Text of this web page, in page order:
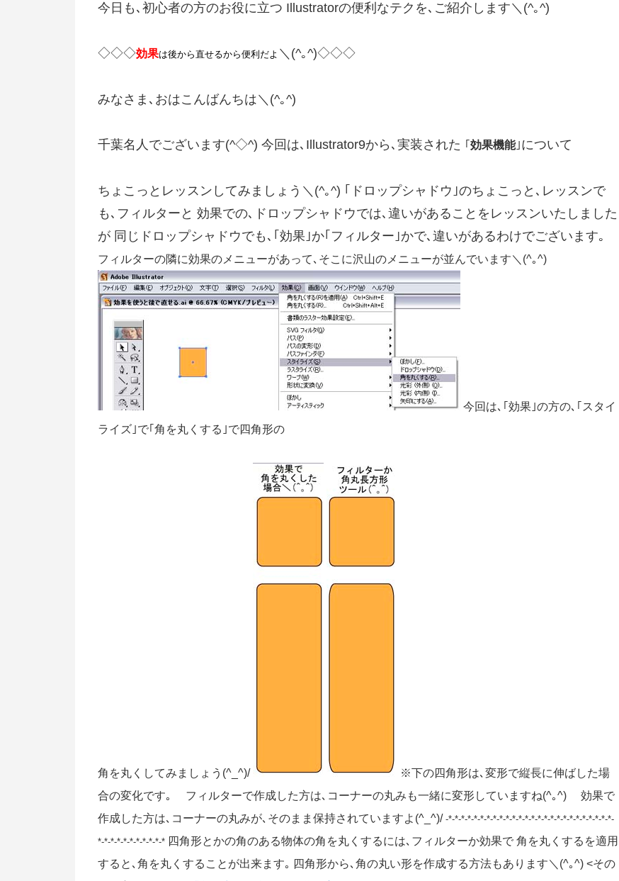
今日も､初心者の方のお役に立つ Illustratorの便利なテクを､ご紹介します＼(^｡^)
◇◇◇効果は後から直せるから便利だよ ＼(^｡^)◇◇◇
みなさま､おはこんばんちは＼(^｡^)
千葉名人でございます(^◇^) 今回は､Illustrator9から､実装された ｢ 効果機能｣について
ちょこっとレッスンしてみましょう＼(^｡^) ｢ドロップシャドウ｣のちょこっと､レッスンで
も､フィルターと 効果での､ドロップシャドウでは､違いがあることをレッスンいたしました
が 同じドロップシャドウでも､｢効果｣か｢フィルター｣かで､違いがあるわけでございます｡
フィルターの隣に効果のメニューがあって､そこに沢山のメニューが並んでいます＼(^｡^)
今回は､｢効果｣の方の､｢スタイ
ライズ｣で｢角を丸くする｣で四角形の
角を丸くしてみましょう(^_^)/
※下の四角形は､変形で縦長に伸ばした場
合の変化です｡ フィルターで作成した方は､コーナーの丸みも一緒に変形していますね(^｡^) 効果で
作成した方は､コーナーの丸みが､そのまま保持されていますよ(^_^)/ -*-*-*-*-*-*-*-*-*-*-*-*-*-*-*-*-*-*-*-*-*-*-*-*-*-*-
*-*-*-*-*-*-*-*-*-*-* 四角形とかの角のある物体の角を丸くするには､フィルターか効果で 角を丸くするを適用
すると､角を丸くすることが出来ます｡ 四角形から､角の丸い形を作成する方法もあります＼(^｡^) <その